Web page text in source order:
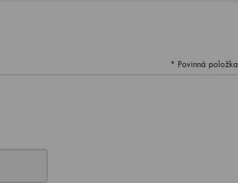
* Povinná položka